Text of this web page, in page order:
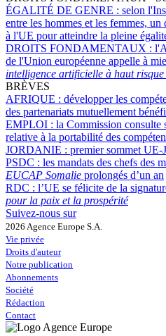
ÉGALITÉ DE GENRE : selon
entre les hommes et les femmes, un
à l'UE pour atteindre la pleine
DROITS FONDAMENTAUX :
de l'Union européenne appelle à
intelligence artificielle à haut risque
BRÈVES
AFRIQUE : développer les
des partenariats mutuellement
EMPLOI : la Commission
relative à la portabilité des
JORDANIE : premier sommet UE-
PSDC : les mandats des chefs des
EUCAP Somalie prolongés d’un an
RDC : l’UE se félicite de la
pour la paix et la prospérité
Suivez-nous sur
2026 Agence Europe S.A.
Vie privée
Droits d'auteur
Notre publication
Abonnements
Société
Rédaction
Contact